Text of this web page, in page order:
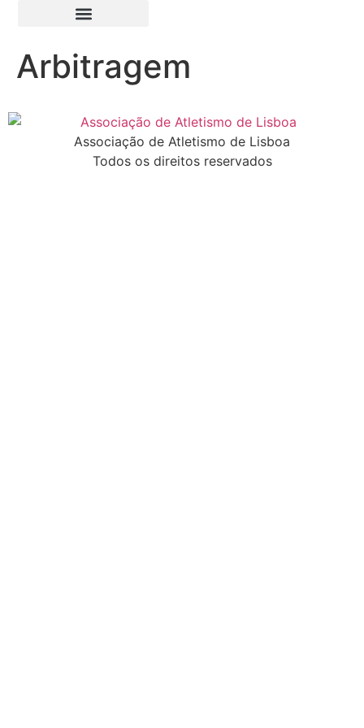
Arbitragem
Associação de Atletismo de Lisboa
Todos os direitos reservados